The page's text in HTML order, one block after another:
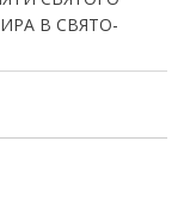
В СВЯТО-